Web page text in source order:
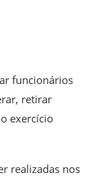
funcionários
retirar
exercício
realizadas nos